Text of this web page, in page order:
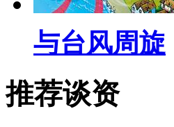
与台风周旋
推荐谈资